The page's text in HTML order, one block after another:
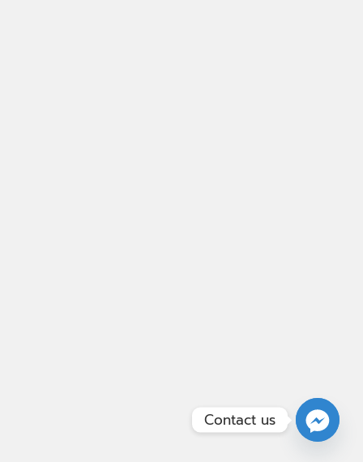
Contact us